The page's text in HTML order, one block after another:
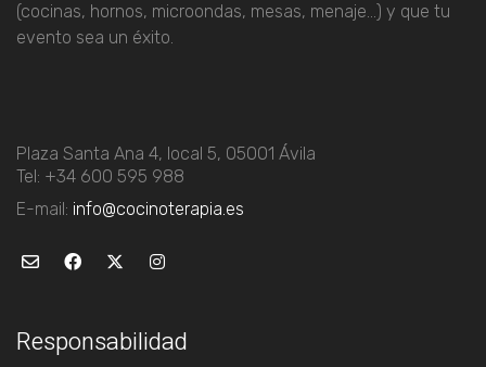
(cocinas, hornos, microondas, mesas, menaje…) y que tu
evento sea un éxito.
Plaza Santa Ana 4, local 5, 05001 Ávila
Tel: +34 600 595 988
E-mail: info@cocinoterapia.es
Responsabilidad